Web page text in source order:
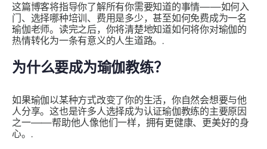
这篇博客将指导你了解所有你需要知道的事情——如何入
门、选择哪种培训、费用是多少，甚至如何免费成为一名
瑜伽老师。读完之后，你将清楚地知道如何将你对瑜伽的
热情转化为一条有意义的人生道路。.
为什么要成为瑜伽教练？
如果瑜伽以某种方式改变了你的生活，你自然会想要与他
人分享。这也是许多人选择成为认证瑜伽教练的主要原因
之一——帮助他人像他们一样，拥有更健康、更美好的身
心。.